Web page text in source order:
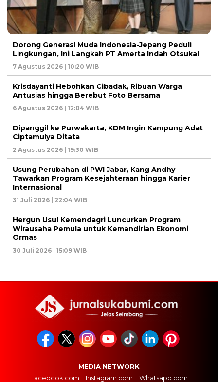
Dorong Generasi Muda Indonesia-Jepang Peduli
Lingkungan, Ini Langkah PT Amerta Indah Otsuka!
7 Agustus 2026 | 10:20 WIB
Krisdayanti Hebohkan Cibadak, Ribuan Warga
Antusias hingga Berebut Foto Bersama
6 Agustus 2026 | 12:04 WIB
Dipanggil ke Purwakarta, KDM Ingin Kampung Adat
Ciptamulya Ditata
2 Agustus 2026 | 19:30 WIB
Usung Perubahan di PWI Jabar, Kang Andhy
Tawarkan Program Kesejahteraan hingga Karier
Internasional
31 Juli 2026 | 22:04 WIB
Hergun Usul Kemendagri Luncurkan Program
Wirausaha Pemula untuk Kemandirian Ekonomi
Ormas
30 Juli 2026 | 15:09 WIB
MEDIA NETWORK
Facebook.com
Instagram.com Whatsapp.com